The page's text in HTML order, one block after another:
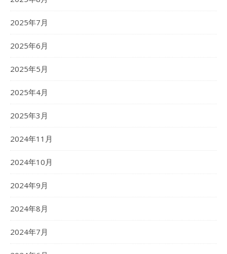
2025年7月
2025年6月
2025年5月
2025年4月
2025年3月
2024年11月
2024年10月
2024年9月
2024年8月
2024年7月